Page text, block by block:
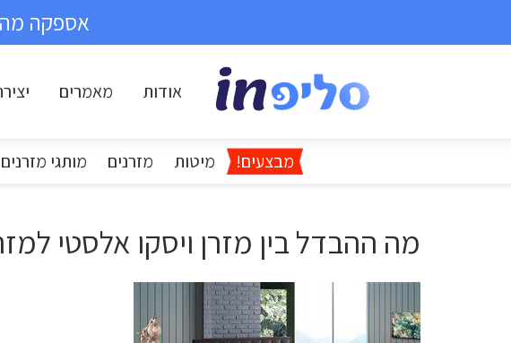
אספקה מהירה
אודות מאמרים
מבצעים! מיטות מזרנים מותגי מזרנים
מה ההבדל בין מזרן ויסקו אלסטי